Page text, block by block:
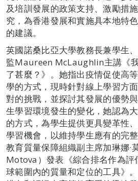
及培訓發展的政策支持、激勵措
究，為香港發展和實施具本地特
的建議。
英國諾桑比亞大學教務長兼學生
監Maureen McLaughlin主講《
了甚麼？》。她指出疫情促使高
學的方式，現時針對線上學習方
對的挑戰，並探討其發展的優勢
生學習環境發生的變化，她認為
的方式，為學生提供更具變革性
學習機會，以維持學生應有的完
教育質量保障組織副主席加琳娜·
Motova）發表《綜合排名作為評
球範圍內的質量和定位的工具》